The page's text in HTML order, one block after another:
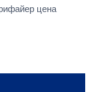
цена